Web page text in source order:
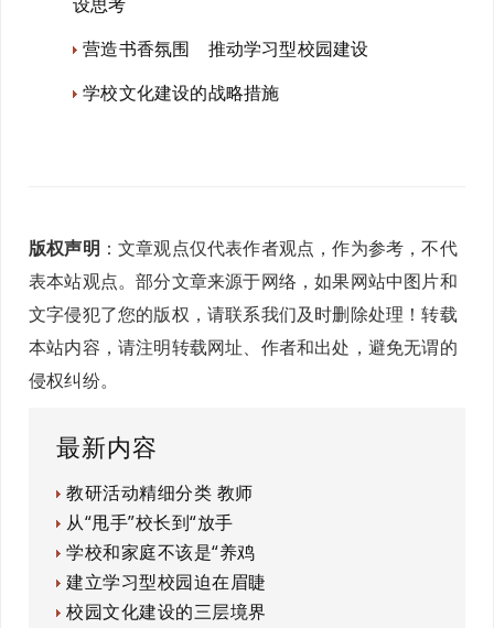
营造书香氛围 推动学习型校园建设
学校文化建设的战略措施
版权声明 ：文章观点仅代表作者观点，作为参考，不代
表本站观点。部分文章来源于网络，如果网站中图片和
文字侵犯了您的版权，请联系我们及时删除处理！转载
本站内容，请注明转载网址、作者和出处，避免无谓的
侵权纠纷。
最新内容
教研活动精细分类 教师
从“甩手”校长到“放手
学校和家庭不该是“养鸡
建立学习型校园迫在眉睫
校园文化建设的三层境界